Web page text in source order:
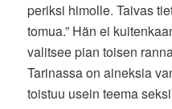
periksi himolle. Taivas
tomua.” Hän ei
valitsee pian toisen
Tarinassa on aineksia
toistuu usein teema